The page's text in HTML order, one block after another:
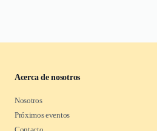
Acerca de nosotros
Nosotros
Próximos eventos